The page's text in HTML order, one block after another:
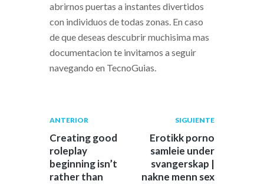
abrirnos puertas a instantes divertidos
con individuos de todas zonas. En caso
de que deseas descubrir muchisima mas
documentacion te invitamos a seguir
navegando en TecnoGuias.
Navegación
de
entradas
Publicación
anterior:
ANTERIOR
Creating good
roleplay
beginning isn’t
rather than
Siguiente
post:
SIGUIENTE
Erotikk porno
samleie under
svangerskap |
nakne menn sex